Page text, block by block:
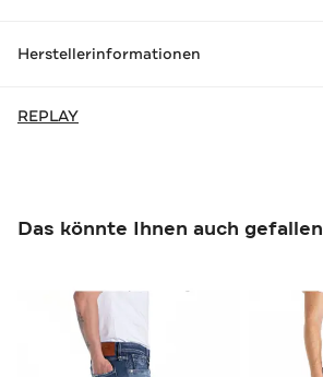
Herstellerinformationen
REPLAY
Das könnte Ihnen auch gefallen